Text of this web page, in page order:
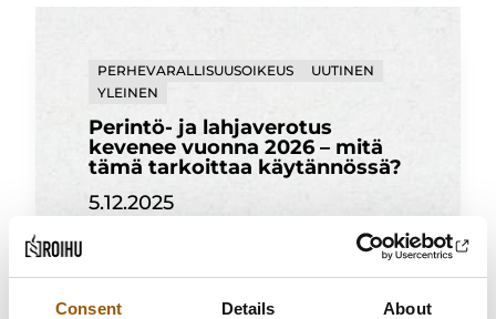
Consent Details About
PERHEVARALLISUUSOIKEUS
UUTINEN
YLEINEN
Perintö- ja lahjaverotus
kevenee vuonna 2026 – mitä
tämä tarkoittaa käytännössä?
5.12.2025
ja
lahjaverotus